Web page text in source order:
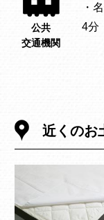
公共
交通機関
・
4分
近くのお